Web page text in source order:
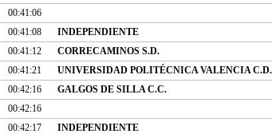
00:41:06
00:41:08 INDEPENDIENTE
00:41:12 CORRECAMINOS S.D.
00:41:21 UNIVERSIDAD POLITÉCNICA VALENCIA C.D.
00:42:16 GALGOS DE SILLA C.C.
00:42:16
00:42:17 INDEPENDIENTE